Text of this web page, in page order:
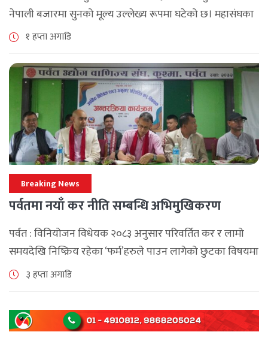
नेपाली बजारमा सुनको मूल्य उल्लेख्य रूपमा घटेको छ। महासंघका
अनुसार छापावाल सुनको मूल्य आज प्रतितोला दुई लाख ८४ हजार
१ हप्ता अगाडि
Breaking News
पर्वतमा नयाँ कर नीति सम्बन्धि अभिमुखिकरण
पर्वत : विनियोजन विधेयक २०८३ अनुसार परिवर्तित कर र लामो
समयदेखि निष्क्रिय रहेका ‘फर्म’हरुले पाउन लागेको छुटका विषयमा
पर्वतमा अन्तरक्रिया भएको छ , आन्तरिक राजश्व कार्यालय बागलुङ
३ हप्ता अगाडि